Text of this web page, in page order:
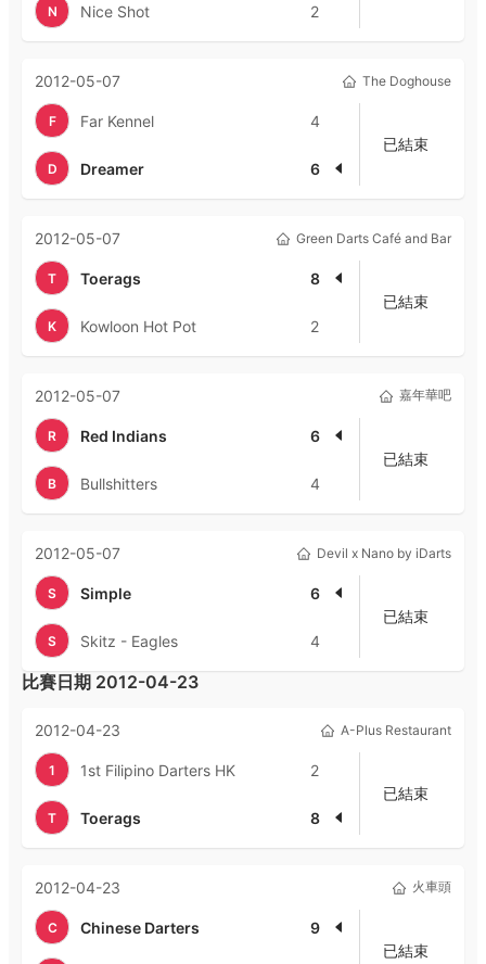
N Nice Shot 2
2012-05-07 The Doghouse
F Far Kennel 4
D Dreamer 6
已結束
2012-05-07 Green Darts Café and Bar
T Toerags 8
K Kowloon Hot Pot 2
已結束
2012-05-07 嘉年華吧
R Red Indians 6
B Bullshitters 4
已結束
2012-05-07 Devil x Nano by iDarts
S Simple 6
S Skitz - Eagles 4
已結束
比賽日期 2012-04-23
2012-04-23 A-Plus Restaurant
1 1st Filipino Darters HK 2
T Toerags 8
已結束
2012-04-23 火車頭
C Chinese Darters 9
已結束